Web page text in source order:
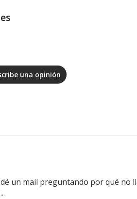
una opinión
un mail preguntando por qué no